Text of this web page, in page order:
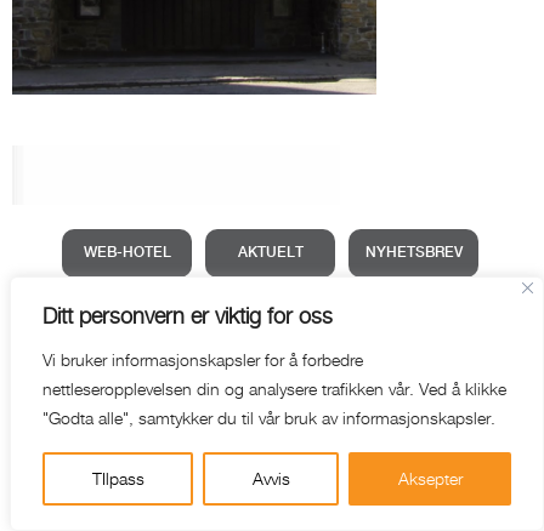
Ditt personvern er viktig for oss
Vi bruker informasjonskapsler for å forbedre
nettleseropplevelsen din og analysere trafikken vår. Ved å klikke
"Godta alle", samtykker du til vår bruk av informasjonskapsler.
TIlpass Avvis Aksepter
WEB-HOTEL AKTUELT NYHETSBREV